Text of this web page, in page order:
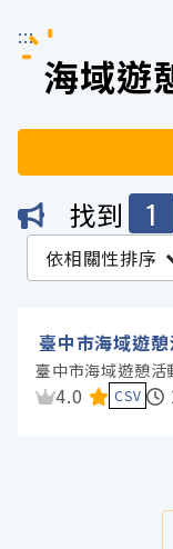
:::
海域遊
機關
服務分類
找到 1
依相關性排序
臺中市海域遊
臺中市海域遊憩活
資料集評分：
4.0 CSV